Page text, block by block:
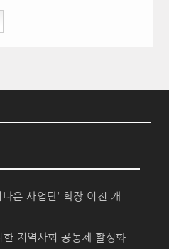
은 사업단’ 확장 이전 개
지역사회 공동체 활성화